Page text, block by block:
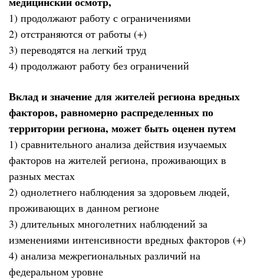
1) продолжают работу с ограничениями
2) отстраняются от работы (+)
3) переводятся на легкий труд
4) продолжают работу без ограничений
Вклад и значение для жителей региона вредных
факторов, равномерно распределенных по
территории региона, может быть оценен путем
1) сравнительного анализа действия изучаемых
факторов на жителей региона, проживающих в
разных местах
2) однолетнего наблюдения за здоровьем людей,
проживающих в данном регионе
3) длительных многолетних наблюдений за
изменениями интенсивности вредных факторов (+)
4) анализа межрегиональных различий на
федеральном уровне